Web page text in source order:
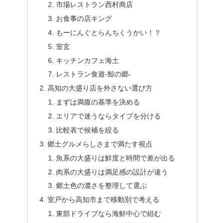
市場レストラン西村商店
お食事の店キング
もーにんぐとらんちくうかい！？
室玄
キッチンカフェ海土
レストラン食遊-鯨の郷-
高知の大盛り店を外さない選び方
まずは満腹の基準を決める
エリアで迷うならタイプを分ける
比較表で候補を絞る
郷土グルメらしさまで満たす視点
魚系の大盛りは鮮度と時間で差が出る
肉系の大盛りは満足感の設計が違う
郷土色の濃さを整理して選ぶ
室戸から高知市まで移動別で考える
東部ドライブなら海鮮中心で組む